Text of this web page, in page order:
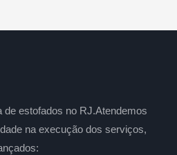
estofados no RJ.Atendemos
na execução dos serviços,